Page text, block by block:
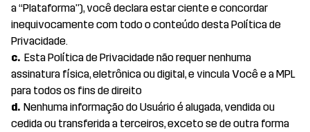
a “Plataforma”), você declara estar ciente e concordar
inequivocamente com todo o conteúdo desta Política de
Privacidade.
c. Esta Política de Privacidade não requer nenhuma
assinatura física, eletrônica ou digital, e vincula Você e a MPL
para todos os fins de direito
d. Nenhuma informação do Usuário é alugada, vendida ou
cedida ou transferida a terceiros, exceto se de outra forma